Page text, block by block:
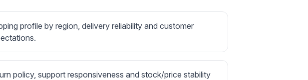
profile by region, delivery reliability and customer
policy, support responsiveness and stock/price stability